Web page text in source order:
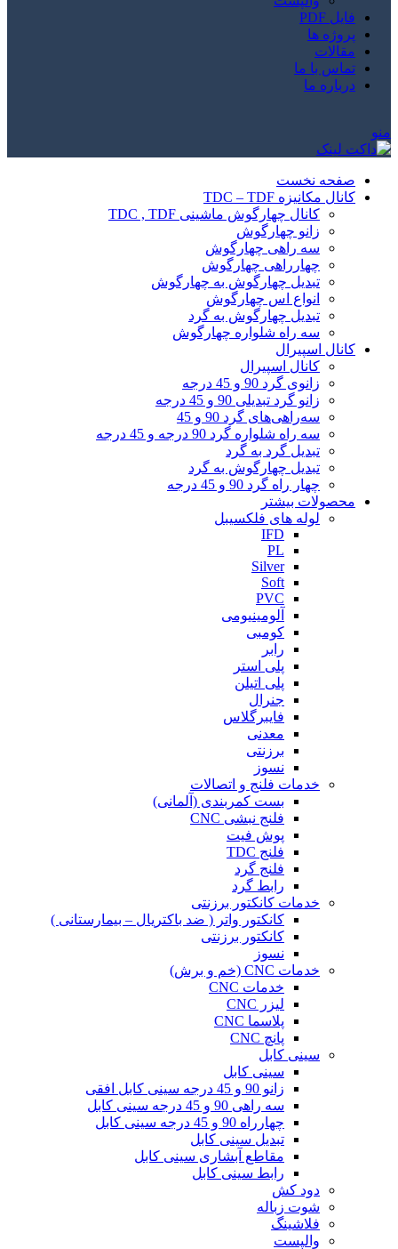
فایل PDF
پروژه ها
مقالات
تماس با ما
درباره ما
منو
صفحه نخست
کانال مکانیزه TDC – TDF
کانال چهارگوش ماشینی TDC , TDF
زانو چهارگوش
سه راهی چهارگوش
چهارراهی چهارگوش
تبدیل چهارگوش به چهارگوش
انواع اس چهارگوش
تبدیل چهارگوش به گرد
سه راه شلواره چهارگوش
کانال اسپیرال
کانال اسپیرال
زانوی گرد 90 و 45 درجه
زانو گرد تبدیلی 90 و 45 درجه
سه‌راهی‌های گرد 90 و 45
سه راه شلواره گرد 90 درجه و 45 درجه
تبدیل گرد به گرد
تبدیل چهارگوش به گرد
چهار راه گرد 90 و 45 درجه
محصولات بیشتر
لوله های فلکسیبل
IFD
PL
Silver
Soft
PVC
آلومینیومی
کومبی
رابر
پلی استر
پلی اتیلن
جنرال
فایبرگلاس
معدنی
برزنتی
نسوز
خدمات فلنج و اتصالات
بست کمربندی (آلمانی)
فلنج نبشی CNC
پوش فیت
فلنج TDC
فلنج گرد
رابط گرد
خدمات کانکتور برزنتی
کانکتور واتر ( ضد باکتریال – بیمارستانی )
کانکتور برزنتی
نسوز
خدمات CNC (خم و برش)
خدمات CNC
لیزر CNC
پلاسما CNC
پانچ CNC
سینی کابل
سینی کابل
زانو 90 و 45 درجه سینی کابل افقی
سه راهی 90 و 45 درجه سینی کابل
چهارراه 90 و 45 درجه سینی کابل
تبدیل سینی کابل
مقاطع آبشاری سینی کابل
رابط سینی کابل
دود کش
شوت زباله
فلاشینگ
والپست